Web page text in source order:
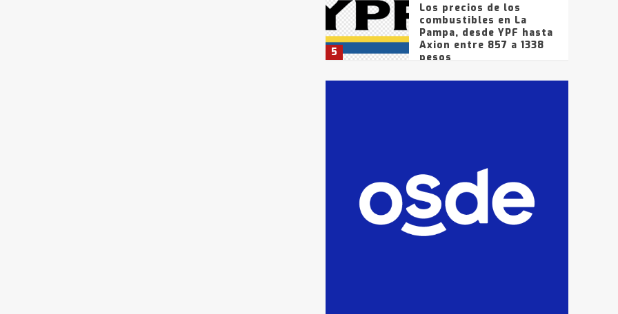
5
Los precios de los
combustibles en La
Pampa, desde YPF hasta
Axion entre 857 a 1338
pesos
La Bolsa de Cereales de
que intentaron evadir a
la Policía fueron
detenidos por
comercialización de
drogas en la tarde del
sábado